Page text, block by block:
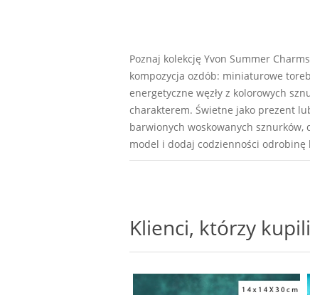
Poznaj kolekcję Yvon Summer
kompozycja ozdób: miniaturowe
energetyczne węzły z kolorowych
charakterem. Świetne jako prezent
barwionych woskowanych
model i dodaj codzienności
Klienci, którzy